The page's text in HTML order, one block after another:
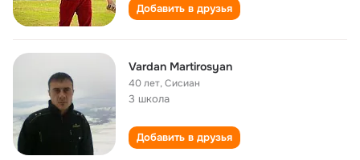
Добавить в друзья
Vardan Martirosyan
40 лет,Сисиан
3 школа
Добавить в друзья